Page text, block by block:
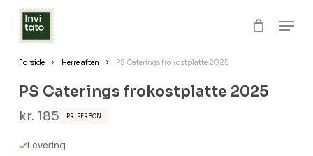
Skip
Close
Forside Herre aften ​PS Caterings frokostplatte 2025
​PS Caterings frokostplatte 2025
kr. 185 PR. PERSON
Levering